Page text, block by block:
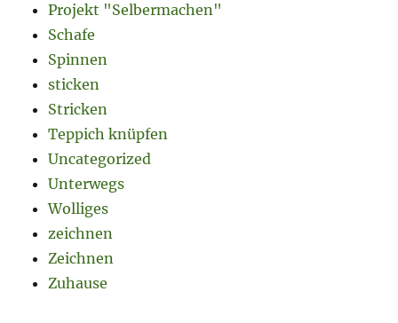
Projekt "Selbermachen"
Schafe
Spinnen
sticken
Stricken
Teppich knüpfen
Uncategorized
Unterwegs
Wolliges
zeichnen
Zeichnen
Zuhause